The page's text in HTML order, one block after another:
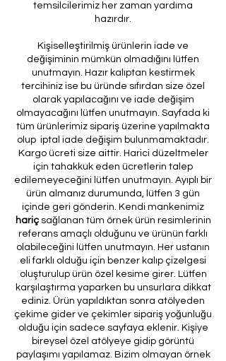
temsilcilerimiz her zaman yardıma
hazırdır.
Kişiselleştirilmiş ürünlerin iade ve
değişiminin mümkün olmadığını lütfen
unutmayın. Hazır kalıptan kestirmek
tercihiniz ise bu üründe sıfırdan size özel
olarak yapılacağını ve iade değişim
olmayacağını lütfen unutmayın. Sayfada ki
tüm ürünlerimiz sipariş üzerine yapılmakta
olup iptal iade değişim bulunmamaktadır.
Kargo ücreti size aittir. Harici düzeltmeler
için tahakkuk eden ücretlerin talep
edilemeyeceğini lütfen unutmayın. Ayıplı bir
ürün almanız durumunda, lütfen 3 gün
içinde geri gönderin. Kendi mankenimiz
hariçsağlanan tüm örnek ürün resimlerinin
referans amaçlı olduğunu ve ürünün farklı
olabileceğini lütfen unutmayın. Her ustanın
eli farklı olduğu için benzer kalıp çizelgesi
oluşturulup ürün özel kesime girer. Lütfen
karşılaştırma yaparken bu unsurlara dikkat
ediniz. Ürün yapıldıktan sonra atölyeden
çekime gider ve çekimler sipariş yoğunluğu
olduğu için sadece sayfaya eklenir. Kişiye
bireysel özel atölyeye gidip görüntü
paylaşımı yapılamaz. Bizim olmayan örnek